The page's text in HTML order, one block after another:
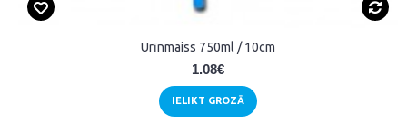
Urīnmaiss 750ml / 10cm
1.08€
IELIKT GROZĀ